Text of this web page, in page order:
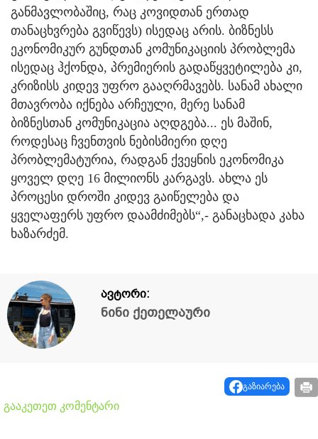
განმავლობაშიც, რაც კოვიდთან ერთად
თანაცხვრება გვიწევს) ისედაც არის. ბიზნესს
ეკონომიკურ გუნდთან კომუნიკაციის პრობლემა
ისედაც ჰქონდა, პრემიერის გადაწყვეტილება კი,
კრიზისს კიდევ უფრო გააღრმავებს. სანამ ახალი
მთავრობა იქნება არჩეული, მერე სანამ
ბიზნესთან კომუნიკაცია აღდგება... ეს მაშინ,
როდესაც ჩვენთვის ნებისმიერი დღე
პრობლემატურია, რადგან ქვეყნის ეკონომიკა
ყოველ დღე 16 მილიონს კარგავს. ახლა ეს
პროცესი დროში კიდევ გაიწელება და
ყველაფერს უფრო დაამძიმებს“,- განაცხადა კახა
ხაზარძემ.
ავტორი:
ნინი ქეთელაური
გაზიარება
გააკეთეთ კომენტარი